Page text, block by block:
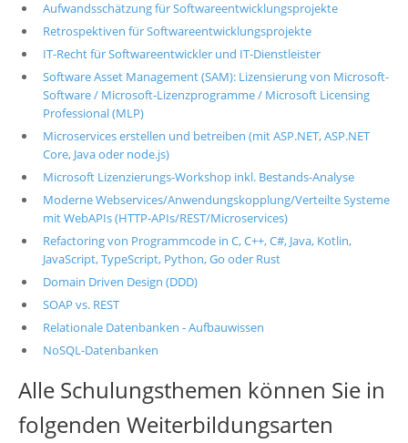
Aufwandsschätzung für Softwareentwicklungsprojekte
Retrospektiven für Softwareentwicklungsprojekte
IT-Recht für Softwareentwickler und IT-Dienstleister
Software Asset Management (SAM): Lizensierung von Microsoft-
Software / Microsoft-Lizenzprogramme / Microsoft Licensing
Professional (MLP)
Microservices erstellen und betreiben (mit ASP.NET, ASP.NET
Core, Java oder node.js)
Microsoft Lizenzierungs-Workshop inkl. Bestands-Analyse
Moderne Webservices/Anwendungskopplung/Verteilte Systeme
mit WebAPIs (HTTP-APIs/REST/Microservices)
Refactoring von Programmcode in C, C++, C#, Java, Kotlin,
JavaScript, TypeScript, Python, Go oder Rust
Domain Driven Design (DDD)
SOAP vs. REST
Relationale Datenbanken - Aufbauwissen
NoSQL-Datenbanken
Alle Schulungsthemen können Sie in
folgenden Weiterbildungsarten